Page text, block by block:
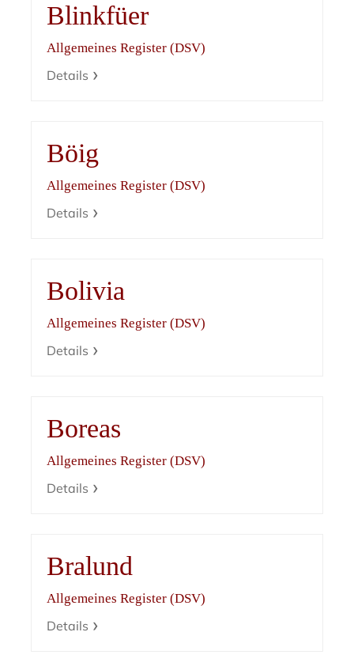
Blinkfüer
Allgemeines Register (DSV)
Details
Böig
Allgemeines Register (DSV)
Details
Bolivia
Allgemeines Register (DSV)
Details
Boreas
Allgemeines Register (DSV)
Details
Bralund
Allgemeines Register (DSV)
Details